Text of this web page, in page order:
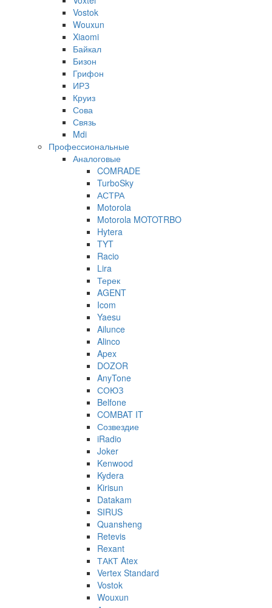
Vostok
Wouxun
Xiaomi
Байкал
Бизон
Грифон
ИРЗ
Круиз
Сова
Связь
Mdi
Профессиональные
Аналоговые
COMRADE
TurboSky
АСТРА
Motorola
Motorola MOTOTRBO
Hytera
TYT
Racio
Lira
Терек
AGENT
Icom
Yaesu
Ailunce
Alinco
Apex
DOZOR
AnyTone
СОЮЗ
Belfone
COMBAT IT
Созвездие
iRadio
Joker
Kenwood
Kydera
Kirisun
Datakam
SIRUS
Quansheng
Retevis
Rexant
ТАКТ Atex
Vertex Standard
Vostok
Wouxun